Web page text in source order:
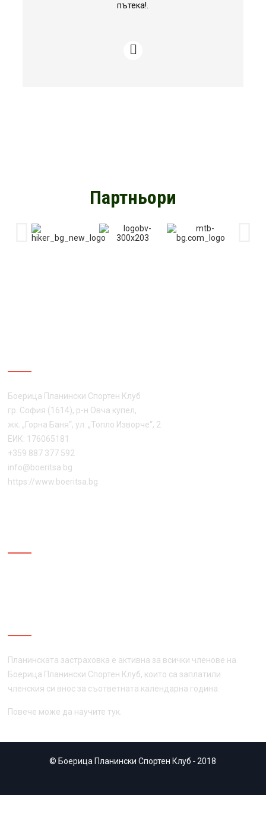
пътека!.
Партньори
Боерица Планински Спортен Клуб
гр. София (1614), р-н Овча купел,
жк. „Горна Баня“, ул. „Топло Изворче“, 2
ЕИК: 176065181
+359 887 377 592
info@boeritsa.bg
https://www.boeritsa.bg
Планинската застраховка е активна за всички членове на
Боерица Планински Спортен Клуб, които са заплатили
членския си внос за съответната календарна година.
Повече може да научитетук
© Боерица Планински Спортен Клуб -2018